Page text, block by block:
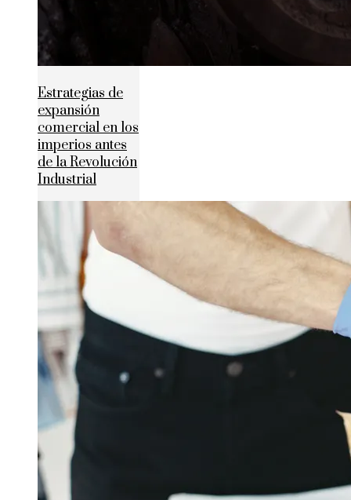
Estrategias de
expansión
comercial en los
imperios antes
de la Revolución
Industrial